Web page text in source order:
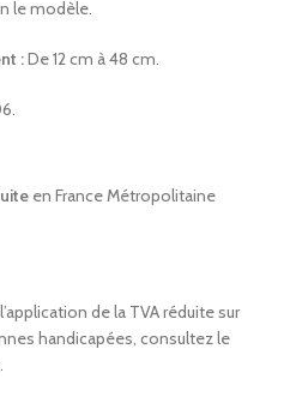
le modèle.
:De 12 cm à 48 cm.
en France Métropolitaine
de la TVA réduite sur
handicapées, consultez le
.